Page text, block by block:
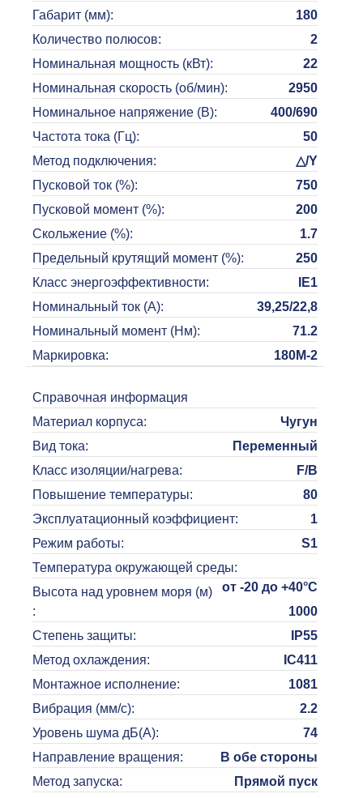
Габарит (мм):
180
Количество полюсов:
2
Номинальная мощность (кВт):
22
Номинальная скорость (об/мин):
2950
Номинальное напряжение (В):
400/690
Частота тока (Гц):
50
Метод подключения:
△/Y
Пусковой ток (%):
750
Пусковой момент (%):
200
Скольжение (%):
1.7
Предельный крутящий момент (%):
250
Класс энергоэффективности:
IE1
Номинальный ток (А):
39,25/22,8
Номинальный момент (Нм):
71.2
Маркировка: 180M-2
Справочная информация
Материал корпуса:
Чугун
Вид тока:
Переменный
Класс изоляции/нагрева:
F/B
Повышение температуры:
80
Эксплуатационный коэффициент:
1
Режим работы:
S1
Температура окружающей среды:
от -20 до +40°C
Высота над уровнем моря (м)
:
1000
Степень защиты:
IP55
Метод охлаждения:
IC411
Монтажное исполнение:
1081
Вибрация (мм/с):
2.2
Уровень шума дБ(A):
74
Направление вращения:
В обе стороны
Метод запуска: Прямой пуск